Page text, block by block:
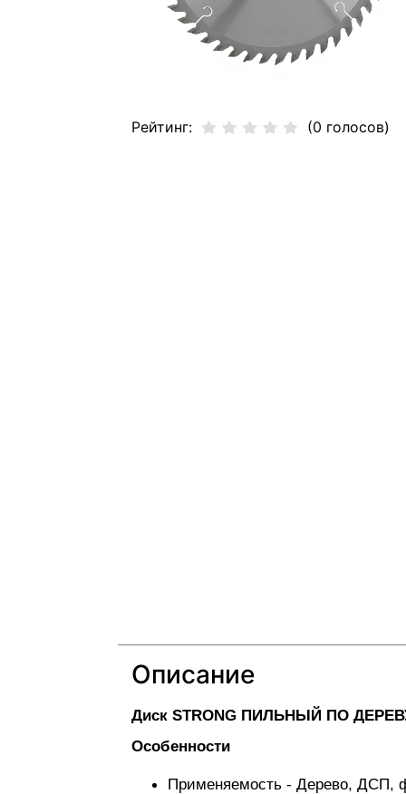
Рейтинг: (0 голосов)
Описание
Диск STRONG ПИЛЬНЫЙ ПО
Особенности
Применяемость - Дерево, ДСП,